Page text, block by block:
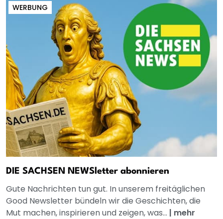
WERBUNG
DIE SACHSEN NEWSletter abonnieren
Gute Nachrichten tun gut. In unserem freitäglichen
Good Newsletter bündeln wir die Geschichten, die
Mut machen, inspirieren und zeigen, was... | mehr